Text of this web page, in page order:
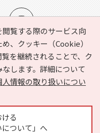
覧する際のサービス向
、クッキー（Cookie）
を継続されることで、ク
します。詳細について
人情報の取り扱いについ
る
について」へ
気に入り
ヘルプ
いて
運営会社
るお問い合わせ